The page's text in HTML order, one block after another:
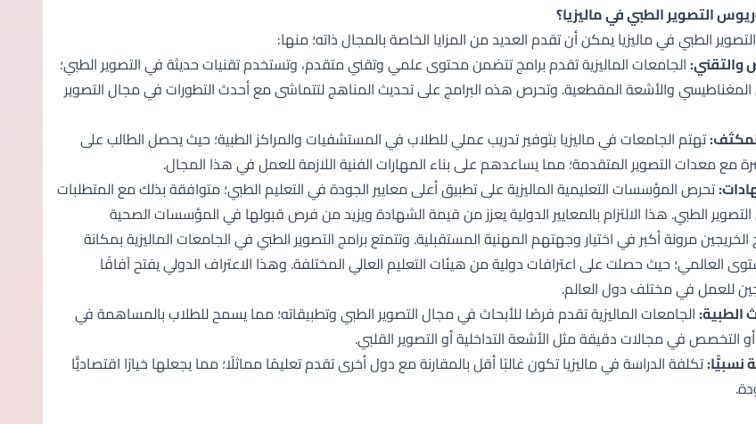
التصوير الطبي في ماليزيا؟
الطبي في ماليزيا يمكن أن تقدم العديد من المزايا الخاصة بالمجال ذاته؛ منها:
والتقني:الجامعات الماليزية تقدم برامج تتضمن محتوى علمي وتقني متقدم، وتستخدم تقنيات حديثة في التصوير الطبي؛
المغناطيسي والأشعة المقطعية. وتحرص هذه البرامج على تحديث المناهج لتتماشى مع أحدث التطورات في مجال التصوير
تهتم الجامعات في ماليزيا بتوفير تدريب عملي للطلاب في المستشفيات والمراكز الطبية؛ حيث يحصل الطالب على
مع معدات التصوير المتقدمة؛ مما يساعدهم على بناء المهارات الفنية اللازمة للعمل في هذا المجال.
تحرص المؤسسات التعليمية الماليزية على تطبيق أعلى معايير الجودة في التعليم الطبي؛ متوافقة بذلك مع المتطلبات
الطبي. هذا الالتزام بالمعايير الدولية يعزز من قيمة الشهادة ويزيد من فرص قبولها في المؤسسات الصحية
الخريجين مرونة أكبر في اختيار وجهتهم المهنية المستقبلية. وتتمتع برامج التصوير الطبي في الجامعات الماليزية بمكانة
العالمي؛ حيث حصلت على اعترافات دولية من هيئات التعليم العالي المختلفة. وهذا الاعتراف الدولي يفتح آفاقًا
للعمل في مختلف دول العالم.
الطبية:الجامعات الماليزية تقدم فرصًا للأبحاث في مجال التصوير الطبي وتطبيقاته؛ مما يسمح للطلاب بالمساهمة في
التخصص في مجالات دقيقة مثل الأشعة التداخلية أو التصوير القلبي.
نسبيًّا:تكلفة الدراسة في ماليزيا تكون غالبًا أقل بالمقارنة مع دول أخرى تقدم تعليمًا مماثلًا؛ مما يجعلها خيارًا اقتصاديًّا